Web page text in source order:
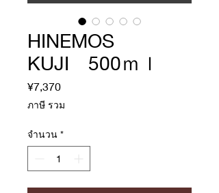
HINEMOS
KUJI 500ｍｌ
¥7,370ราคา
ภาษี รวม
จำนวน *